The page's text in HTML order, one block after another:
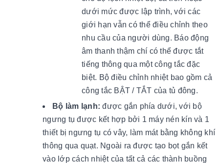
dưới mức được lập trình, với các
giới hạn vẫn có thể điều chỉnh theo
nhu cầu của người dùng. Báo động
âm thanh thậm chí có thể được tắt
tiếng thông qua một công tắc đặc
biệt. Bộ điều chỉnh nhiệt bao gồm cả
công tắc BẬT / TẮT của tủ đông.
Bộ làm lạnh: được gắn phía dưới, với bộ
ngưng tụ được kết hợp bởi 1 máy nén kín và 1
thiết bị ngưng tụ có vây, làm mát bằng không khí
thông qua quạt. Ngoài ra được tạo bọt gắn kết
vào lớp cách nhiệt của tất cả các thành buồng